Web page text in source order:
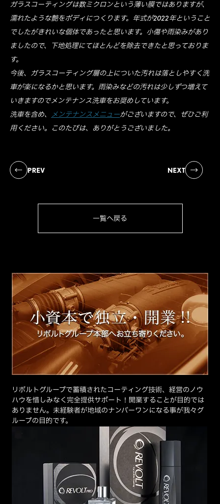
ガラスコーティングは数ミクロンという薄い膜ではありますが、
濡れたような艶をボディにつくります。年式が2022年ということ
でしたがきれいな個体であったと思います。小傷や雨染みがあり
ましたので、下地処理にてほとんどを除去できたと思っておりま
す。
今後、ガラスコーティング層の上についた汚れは落としやすく洗
車が楽になるかと思います。雨染みなどの汚れは少しずつ増えて
いきますのでメンテナンス洗車をお奨めしています。
洗車を含め、
メンテナンスメニューがございますので、ぜひご利
用ください。このたびは、ありがとうございました。
PREV NEXT
一覧へ戻る
リボルトグループで蓄積されたコーティング技術、経営のノウ
ハウを惜しみなく完全提供サポート！開業することが目的では
ありません。未経験者が地域のナンバーワンになる事が我々グ
ループの目的です。